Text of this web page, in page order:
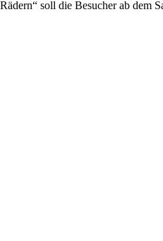
soll die Besucher ab dem